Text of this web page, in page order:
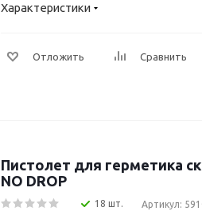
Характеристики
Отложить Сравнить
Пистолет для герметика
NO DROP
18 шт. Артикул: